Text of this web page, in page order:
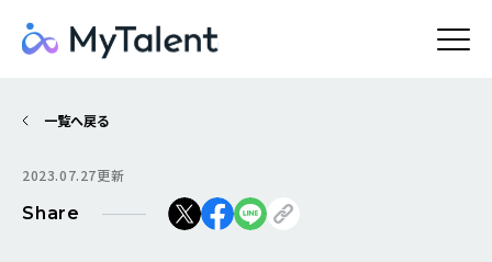
一覧へ戻る
2023.07.27更新
Share